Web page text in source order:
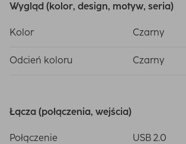
Wygląd (kolor, design, motyw, seria)
Kolor Czarny
Odcień koloru Czarny
Łącza (połączenia, wejścia)
Połączenie USB 2.0